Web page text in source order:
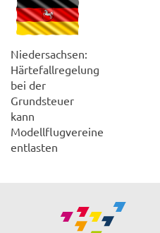
Niedersachsen:
Härtefallregelung
bei der
Grundsteuer
kann
Modellflugvereine
entlasten